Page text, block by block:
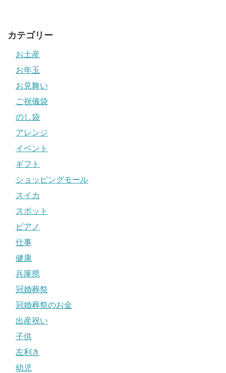
カテゴリー
お土産
お年玉
お見舞い
ご祝儀袋
のし袋
アレンジ
イベント
ギフト
ショッピングモール
スイカ
スポット
ピアノ
仕事
健康
兵庫県
冠婚葬祭
冠婚葬祭のお金
出産祝い
子供
左利き
幼児